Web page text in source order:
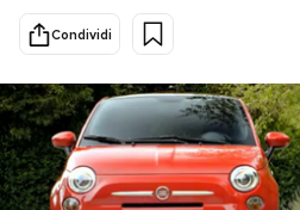
Cultura
Economia
Sport
PODCAST
Condividi